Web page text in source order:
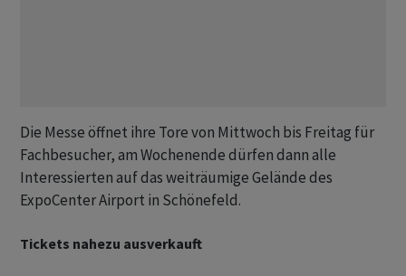
Die Messe öffnet ihre Tore von Mittwoch bis Freitag für
Fachbesucher, am Wochenende dürfen dann alle
Interessierten auf das weiträumige Gelände des
ExpoCenter Airport in Schönefeld.
Tickets nahezu ausverkauft